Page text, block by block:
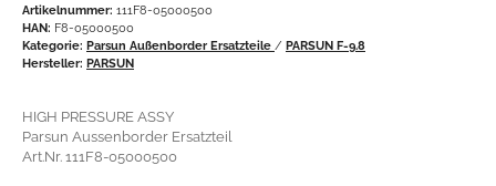
Artikelnummer: 111F8-05000500
HAN: F8-05000500
Kategorie: Parsun Außenborder Ersatzteile / PARSUN F-9.8
Hersteller: PARSUN
HIGH PRESSURE ASSY
Parsun Aussenborder Ersatzteil
Art.Nr. 111F8-05000500